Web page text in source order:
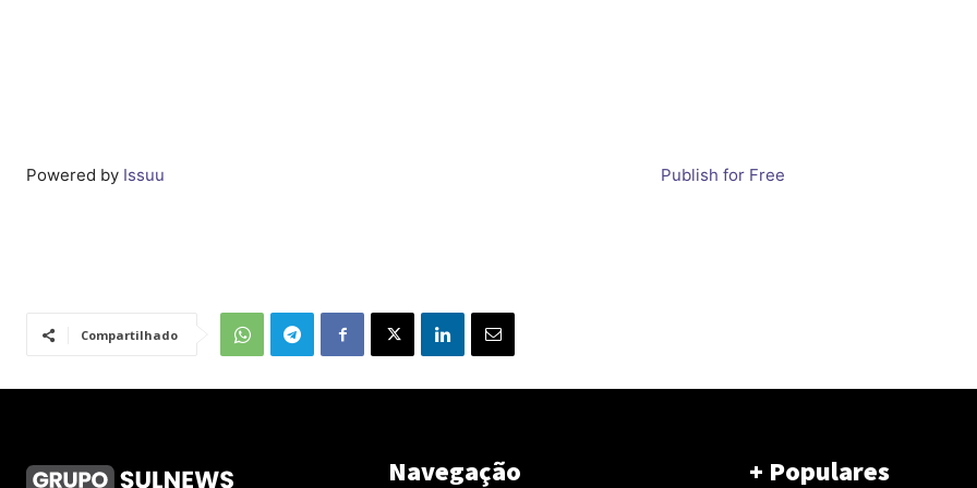
Powered by Issuu Publish for Free
Compartilhado
Navegação + Populares